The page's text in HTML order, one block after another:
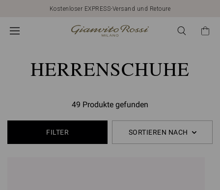
Kostenloser EXPRESS-Versand und Retoure
HERRENSCHUHE
49 Produkte gefunden
FILTER SORTIEREN NACH